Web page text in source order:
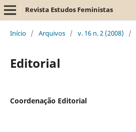
Revista Estudos Feministas
Início / Arquivos / v. 16 n. 2 (2008) /
Editorial
Coordenação Editorial